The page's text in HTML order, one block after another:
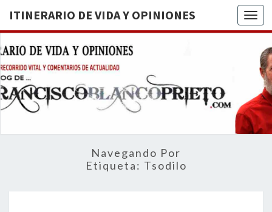
ITINERARIO DE VIDA Y OPINIONES
DE
BREVE
RECORRIDO
VITAL Y
ACTUALIDAD
Navegando Por
Etiqueta: Tsodilo